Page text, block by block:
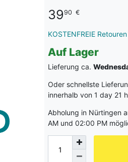
3990 €
KOSTENFREIE Retouren
Auf Lager
Lieferung ca.
Oder schnellste
innerhalb von 1 day 21
Abholung in Nürtingen
AM und 02:00 PM